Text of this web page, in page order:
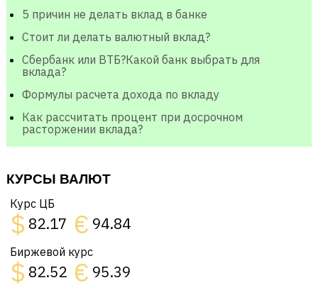
5 причин не делать вклад в банке
Стоит ли делать валютный вклад?
Сбербанк или ВТБ?Какой банк выбрать для
вклада?
Формулы расчета дохода по вкладу
Как рассчитать процент при досрочном
расторжении вклада?
КУРСЫ ВАЛЮТ
Курс ЦБ
$ 82.17 € 94.84
Биржевой курс
$ 82.52 € 95.39